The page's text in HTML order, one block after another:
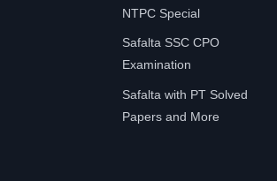
NTPC Special
Safalta SSC CPO
Examination
Safalta with PT Solved
Papers and More